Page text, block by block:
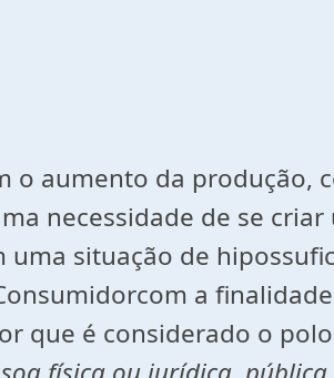
o aumento da produção,
necessidade de se
uma situação de
a
que é considerado o